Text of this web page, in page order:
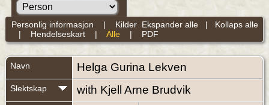
Ekspander alle | Kollaps alle
Personlig informasjon | Kilder
| Hendelseskart| Alle | PDF
Navn Helga Gurina Lekven
Slektskap with Kjell Arne Brudvik